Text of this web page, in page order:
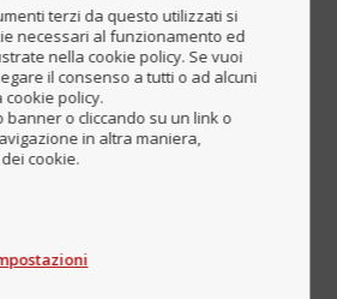
percezione moderna del
nello spazio monumentale
senso che …
è inutile stabilire se
classificare tra le città
infelici. Non è in
che ha senso
Ma in altre due: quelle
terzi da questo utilizzati si
necessari al funzionamento ed
nella cookie policy. Se vuoi
il consenso a tutti o ad alcuni
cookie policy.
banner o cliccando su un link o
in altra maniera,
cookie.